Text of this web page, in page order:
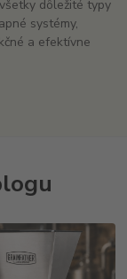
dôležité typy
systémy,
a efektívne